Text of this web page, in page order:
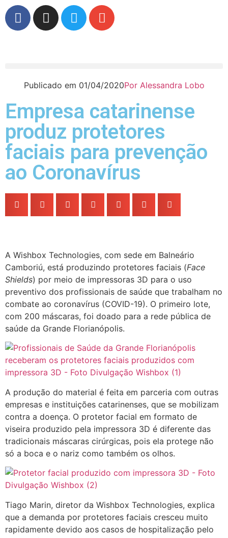
Publicado em 01/04/2020PorAlessandra Lobo
Empresa catarinense
produz protetores
faciais para prevenção
ao Coronavírus
A Wishbox Technologies, com sede em Balneário
Camboriú, está produzindo protetores faciais (Face
Shields) por meio de impressoras 3D para o uso
preventivo dos profissionais de saúde que trabalham no
combate ao coronavírus (COVID-19). O primeiro lote,
com 200 máscaras, foi doado para a rede pública de
saúde da Grande Florianópolis.
A produção do material é feita em parceria com outras
empresas e instituições catarinenses, que se mobilizam
contra a doença. O protetor facial em formato de
viseira produzido pela impressora 3D é diferente das
tradicionais máscaras cirúrgicas, pois ela protege não
só a boca e o nariz como também os olhos.
Tiago Marin, diretor da Wishbox Technologies, explica
que a demanda por protetores faciais cresceu muito
rapidamente devido aos casos de hospitalização pelo